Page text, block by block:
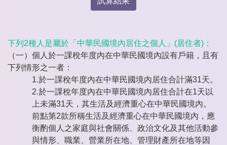
下列2種人是屬於「中華民國境內居住之個人」(居住者)：
（一）個人於一課稅年度內在中華民國境內設有戶籍，且有
下列情形之一者：
1.於一課稅年度內在中華民國境內居住合計滿31天。
2.於一課稅年度內在中華民國境內居住合計在1天以
上未滿31天，其生活及經濟重心在中華民國境內。
前點第2款所稱生活及經濟重心在中華民國境內，應
衡酌個人之家庭與社會關係、政治文化及其他活動參
與情形、職業、營業所在地、管理財產所在地等因